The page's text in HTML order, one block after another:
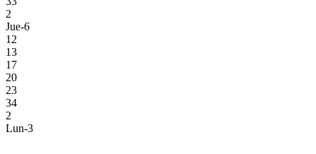
2
Jue-6
12
13
17
20
23
34
2
Lun-3